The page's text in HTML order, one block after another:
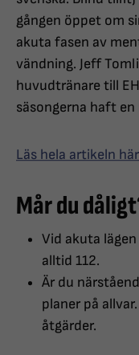
gången öppet om
akuta fasen av
vändning. Jeff
huvudtränare till
säsongerna haft
Läs hela artikeln
Mår du
Vid akuta
alltid 112.
Är du
planer på
åtgärder.